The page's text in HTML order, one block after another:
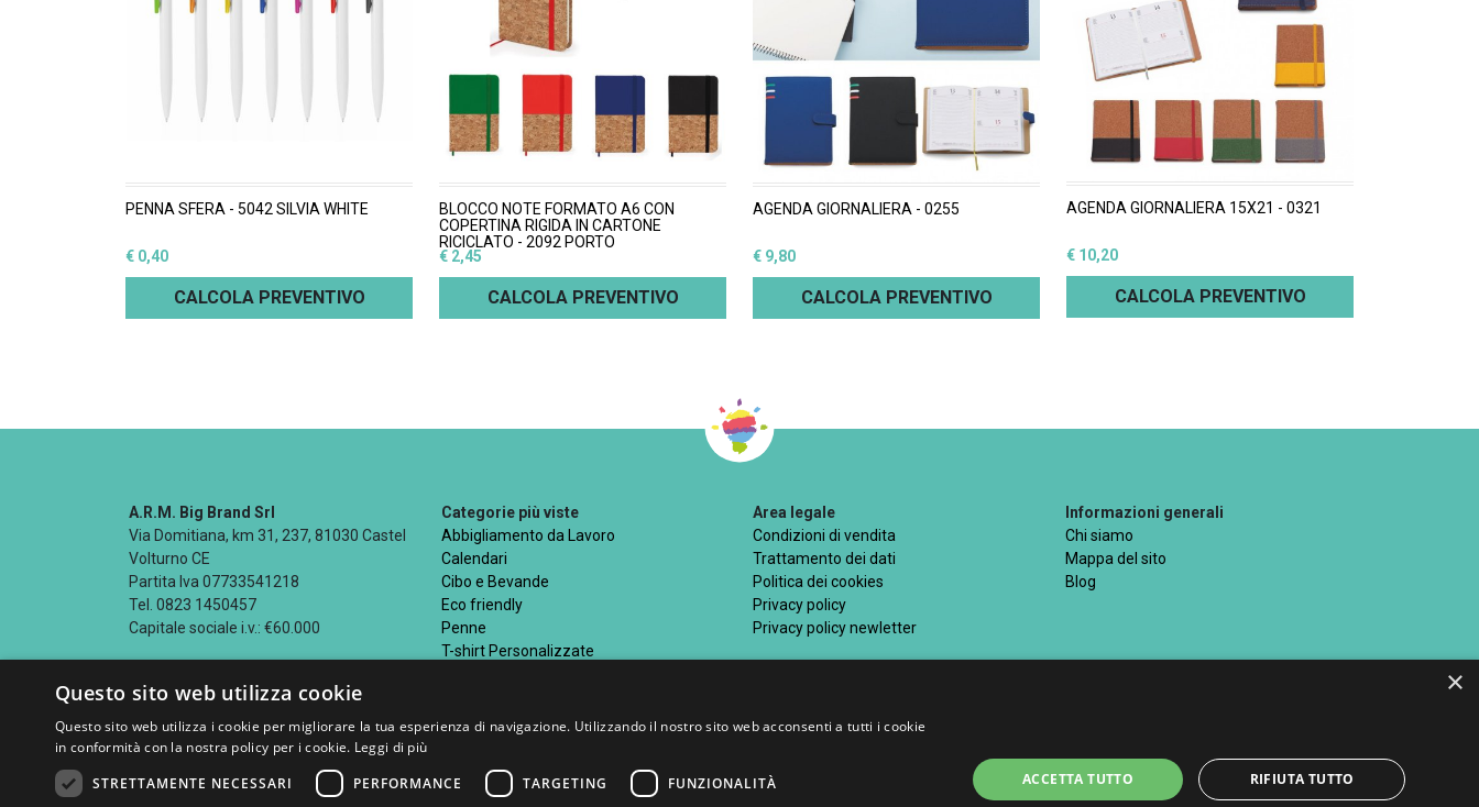
PENNA SFERA - 5042 SILVIA WHITE
€ 0,40
CALCOLA PREVENTIVO
BLOCCO NOTE FORMATO A6 CON
COPERTINA RIGIDA IN CARTONE
RICICLATO - 2092 PORTO
€ 2,45
CALCOLA PREVENTIVO
AGENDA GIORNALIERA - 0255
€ 9,80
CALCOLA PREVENTIVO
AGENDA GIORNALIERA 15X21 - 0321
€ 10,20
CALCOLA PREVENTIVO
A.R.M. Big Brand Srl
Via Domitiana, km 31, 237, 81030 Castel
Volturno CE
Partita Iva 07733541218
Tel. 0823 1450457
Capitale sociale i.v.: €60.000
Categorie più viste
Abbigliamento da Lavoro
Calendari
Cibo e Bevande
Eco friendly
Penne
T-shirt Personalizzate
Area legale
Condizioni di vendita
Trattamento dei dati
Politica dei cookies
Privacy policy
Privacy policy newletter
Informazioni generali
Chi siamo
Mappa del sito
Blog
Metodi di pagamento accettati
×
Questo sito web utilizza cookie
Questo sito web utilizza i cookie per migliorare la tua esperienza di navigazione. Utilizzando il nostro sito web acconsenti a tutti i cookie
in conformità con la nostra policy per i cookie. Leggi di più
STRETTAMENTE NECESSARI
PERFORMANCE TARGETING FUNZIONALITÀ ACCETTA TUTTO RIFIUTA TUTTO